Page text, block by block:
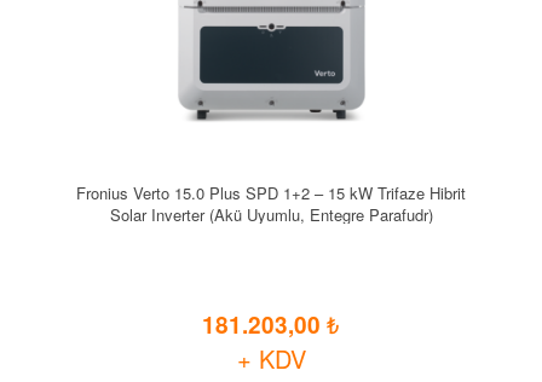
Fronius Verto 15.0 Plus SPD 1+2 – 15 kW Trifaze Hibrit
Solar Inverter (Akü Uyumlu, Entegre Parafudr)
181.203,00
+ KDV